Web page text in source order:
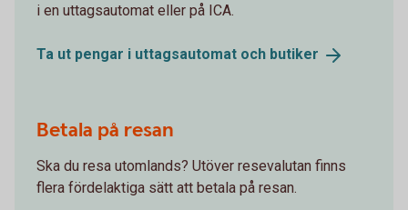
i en uttagsautomat eller på ICA.
Ta ut pengar i uttagsautomat och butiker
Betala på resan
Ska du resa utomlands? Utöver resevalutan finns
flera fördelaktiga sätt att betala på resan.